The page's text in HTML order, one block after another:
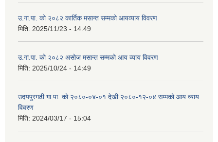
उ.गा.पा. को २०८२ कार्तिक मसान्त सम्मको आयव्याय विवरण
मिति: 2025/11/23 - 14:49
उ.गा.पा. को २०८२ असोज मसान्त सम्मको आय व्याय विवरण
मिति: 2025/10/24 - 14:49
उदयपुरगढी गा.पा. को २०८०-०४-०१ देखी २०८०-१२-०४ सम्मको आय व्याय
विवरण
मिति: 2024/03/17 - 15:04